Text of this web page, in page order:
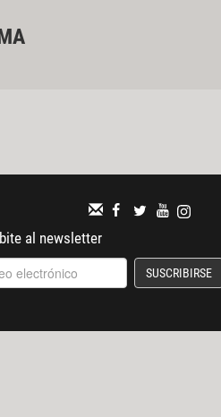
al newsletter
SUSCRIBIRSE